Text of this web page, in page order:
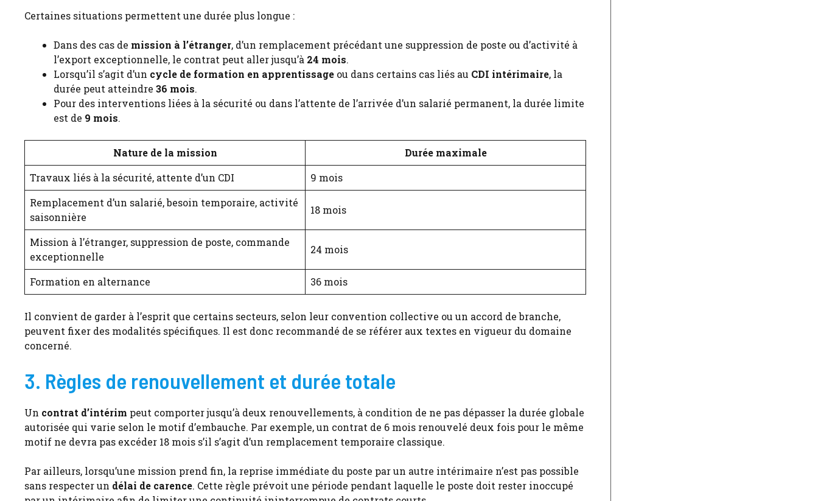
Certaines situations permettent une durée plus longue :
Dans des cas de mission à l’étranger, d’un remplacement précédant une suppression de poste ou d’activité à
l’export exceptionnelle, le contrat peut aller jusqu’à 24 mois.
Lorsqu’il s’agit d’un cycle de formation en apprentissage ou dans certains cas liés au CDI intérimaire, la
durée peut atteindre 36 mois.
Pour des interventions liées à la sécurité ou dans l’attente de l’arrivée d’un salarié permanent, la durée limite
est de 9 mois.
Nature de la mission
Durée maximale
Travaux liés à la sécurité, attente d’un CDI
9 mois
Remplacement d’un salarié, besoin temporaire, activité
saisonnière
18 mois
Mission à l’étranger, suppression de poste, commande
exceptionnelle
24 mois
Formation en alternance 36 mois
Il convient de garder à l’esprit que certains secteurs, selon leur convention collective ou un accord de branche,
peuvent fixer des modalités spécifiques. Il est donc recommandé de se référer aux textes en vigueur du domaine
concerné.
3. Règles de renouvellement et durée totale
Un contrat d’intérim peut comporter jusqu’à deux renouvellements, à condition de ne pas dépasser la durée globale
autorisée qui varie selon le motif d’embauche. Par exemple, un contrat de 6 mois renouvelé deux fois pour le même
motif ne devra pas excéder 18 mois s’il s’agit d’un remplacement temporaire classique.
Par ailleurs, lorsqu’une mission prend fin, la reprise immédiate du poste par un autre intérimaire n’est pas possible
sans respecter un délai de carence. Cette règle prévoit une période pendant laquelle le poste doit rester inoccupé